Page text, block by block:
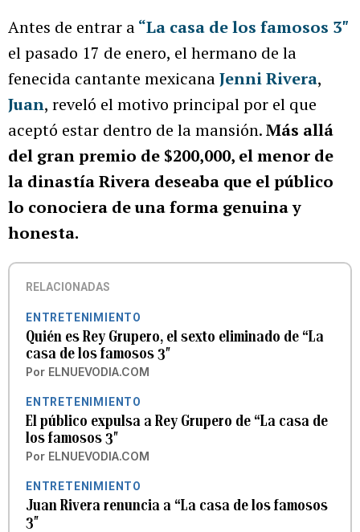
Antes de entrar a“La casa de los famosos 3″
el pasado 17 de enero, el hermano de la
fenecida cantante mexicanaJenni Rivera,
Juan, reveló el motivo principal por el que
aceptó estar dentro de la mansión.Más allá
del gran premio de $200,000, el menor de
la dinastía Rivera deseaba que el público
lo conociera de una forma genuina y
honesta.
RELACIONADAS
ENTRETENIMIENTO
Quién es Rey Grupero, el sexto eliminado de “La
casa de los famosos 3″
Por ELNUEVODIA.COM
ENTRETENIMIENTO
El público expulsa a Rey Grupero de “La casa de
los famosos 3″
Por ELNUEVODIA.COM
ENTRETENIMIENTO
Juan Rivera renuncia a “La casa de los famosos
3″